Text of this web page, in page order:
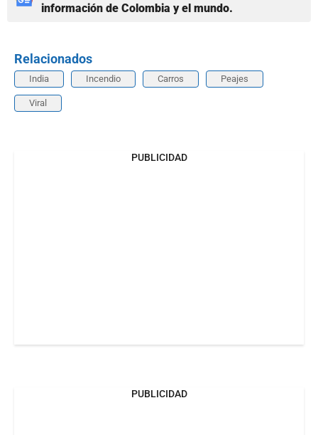
información de Colombia y el mundo.
Relacionados
India Incendio Carros Peajes
Viral
PUBLICIDAD
PUBLICIDAD